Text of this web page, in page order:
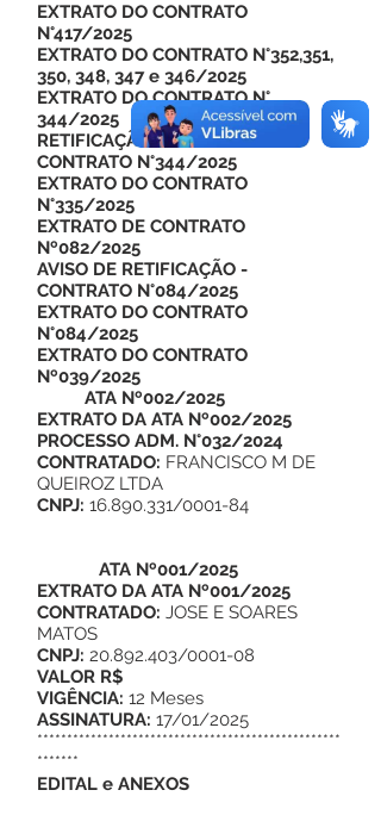
EXTRATO DO CONTRATO
N°417/2025
EXTRATO DO CONTRATO N°352,351,
350, 348, 347 e 346/2025
EXTRATO DO CONTRATO N°
344/2025
RETIFICAÇÃO - EXTRATO DO
CONTRATO N°344/2025
EXTRATO DO CONTRATO
N°335/2025
EXTRATO DE CONTRATO
Nº082/2025
AVISO DE RETIFICAÇÃO -
CONTRATO N°084/2025
EXTRATO DO CONTRATO
N°084/2025
EXTRATO DO CONTRATO
Nº039/2025
ATA Nº002/2025
EXTRATO DA ATA Nº002/2025
PROCESSO ADM. N°032/2024
CONTRATADO: FRANCISCO M DE
QUEIROZ LTDA
CNPJ: 16.890.331/0001-84
ATA Nº001/2025
EXTRATO DA ATA Nº001/2025
CONTRATADO: JOSE E SOARES
MATOS
CNPJ: 20.892.403/0001-08
VALOR R$
VIGÊNCIA: 12 Meses
ASSINATURA: 17/01/2025
***************************************************
*******
EDITAL e ANEXOS